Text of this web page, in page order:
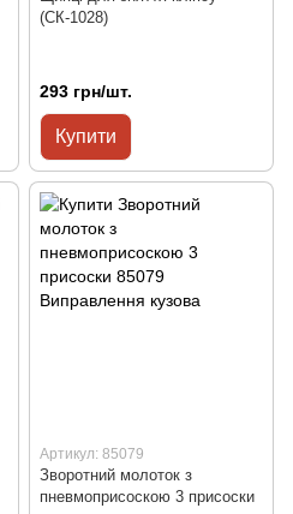
(СК-1028)
293 грн/шт.
Купити
Артикул: 85079
Зворотний молоток з
пневмоприсоскою 3 присоски